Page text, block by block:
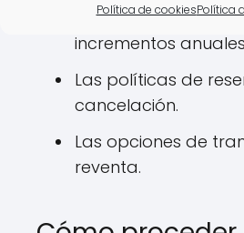
Política de cookiesPolítica
Las tarifas de
incrementos
Las políticas de
cancelación.
Las opciones de
reventa.